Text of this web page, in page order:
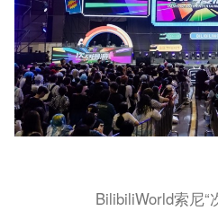
BilibiliWorld索尼“